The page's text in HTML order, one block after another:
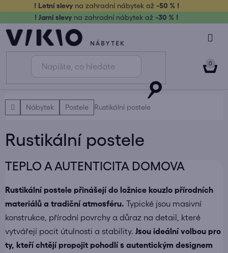
obsah
! Letní slevy na zahradní nábytek až-50 % !
! Jarní slevy na zahradní nábytek až -30 % !
DomůNábytek Postele Rustikální postele
Rustikální postele
TEPLO A AUTENTICITA DOMOVA
Rustikální postele přinášejí do ložnice kouzlo přírodních
materiálů a tradiční atmosféru. Typické jsou masivní
konstrukce, přírodní povrchy a důraz na detail, které
vytvářejí pocit útulnosti a stability. Jsou ideální volbou pro
ty, kteří chtějí propojit pohodlí s autentickým designem